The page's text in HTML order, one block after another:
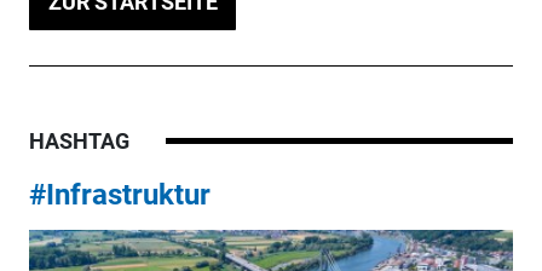
HASHTAG
#Infrastruktur